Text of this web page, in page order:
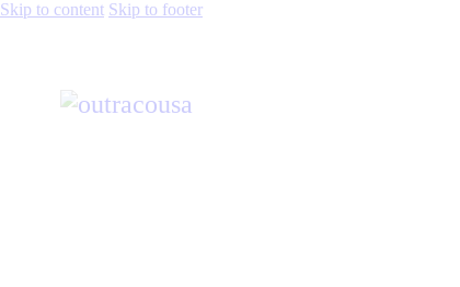
Skip to content Skip to footer